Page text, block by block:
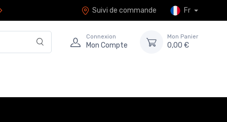
Suivi de commande Fr
Connexion
Mon Compte
Mon Panier
0,00 €